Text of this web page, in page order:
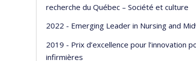
recherche du Québec – Société et culture
2022 - Emerging Leader in Nursing and
2019 - Prix d’excellence pour l’innovation
infirmières